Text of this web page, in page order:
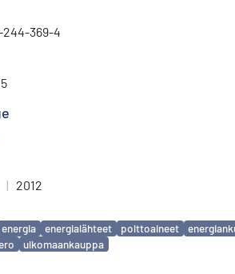
244-369-4
| 2012
energia energialähteet polttoaineet
ulkomaankauppa